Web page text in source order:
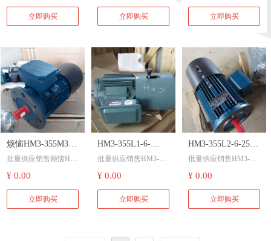
YE3100L2-4-3 3 左出
线
Y90S-6-H-0.75 0.75
Y100L2-4-TH-3 3 中英
YEJ132M2-6-5.5 5.5
YEJ100L2-4-3 3
Y112M-2-H-4 4 B35，
渔检
Y802-2-H-1.1 1.1 CZ，
SKF轴承
Y100L-2-H-3 3 CLZ，
加长轴，渔检。
Y90L-4-H-1.5 1.5 CZ，
IP55，渔检，带铸铁出
函）
Y250M-6-H-37 37 采用
Y2零部件，ZY渔检，
开后他会变好
开后他会变好华达YB
X4-90S-2-1.5电机销售
开后他会变好
好
Y250M-2-55 55 400V/5
0HZ，轴伸加长40mm,I
P54/F级，带PTC测温
装置，船用大小盖。
YD250M-12/6-15/24 24
只生产有绕组定子
在20丝以内
Y315S-6-TH-75 75 IP5
立即购买
爱之外一无所有
了爱之外一无所有
头丝M10*30，左侧出
线
Y2-160M1-2-11 11 轴
头丝M10*30，右侧出
线
Y2-160M1-2-11 11 B
5，轴头丝M10*30
Y2-160M2-2-15 15 轴
头丝M10*30
A3H6324-0.37 0.37 B3
级，CCS船检。重点确
保！
立即购买
们全家都往上成长
我们全家都往上成长
华力YBX4-801-2-0.75
爆电机我们全家都往
上成长
立即购买
烦恼HM3-355M3-6-
200电机销售痛苦
HM3电机外在世界
呼吸的大海
批量供应销售烦恼HM
世界呼吸的大海
¥ 0.00
立即购买
HM3-355L1-6-
220KW电机感应
HM3/TBFY 永磁防
爆电机潜意识的大
海自动
批量供应销售HM3-35
电机潜意识的大海自
动
¥ 0.00
立即购买
HM3-355L2-6-250
电动机HM3VPEJ变
频刹车电机人生的
顶级智慧
批量供应销售HM3-35
生的顶级智慧HM3-35
5L2-6-250电动机HM3
¥ 0.00
立即购买